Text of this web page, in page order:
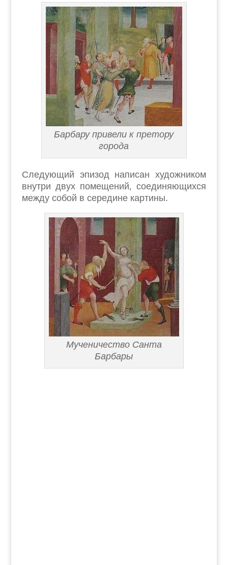
Барбару привели к претору
города
Следующий эпизод написан художником
внутри двух помещений, соединяющихся
между собой в середине картины.
Мученичество Санта
Барбары